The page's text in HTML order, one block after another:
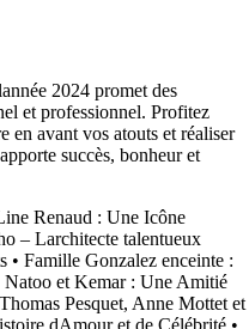
2024 promet des
et professionnel. Profitez
en avant vos atouts et réaliser
succès, bonheur et
Renaud : Une Icône
– Larchitecte talentueux
• Famille Gonzalez enceinte :
Natoo et Kemar : Une Amitié
Pesquet, Anne Mottet et
dAmour et de Célébrité •